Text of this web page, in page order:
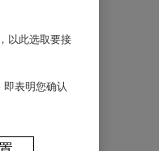
以此选取要接
即表明您确认